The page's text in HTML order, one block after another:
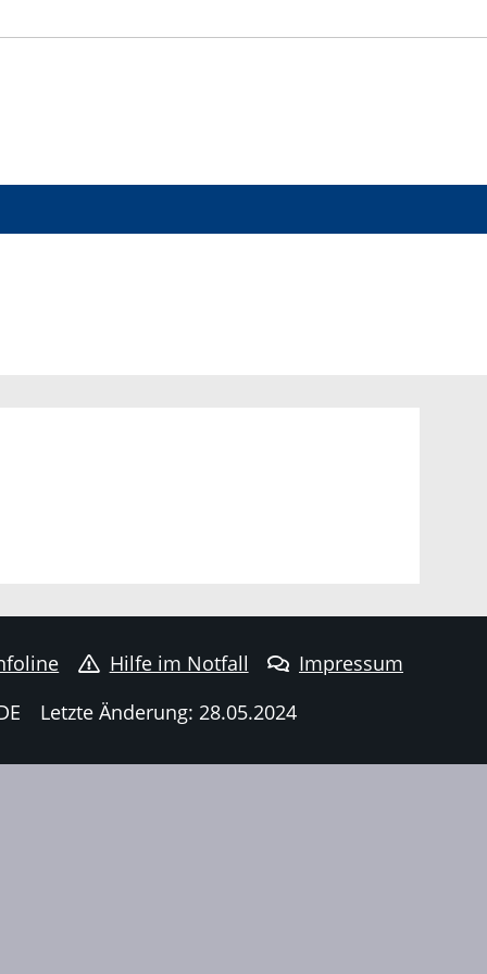
Hilfe im Notfall
Impressum
Letzte Änderung: 28.05.2024